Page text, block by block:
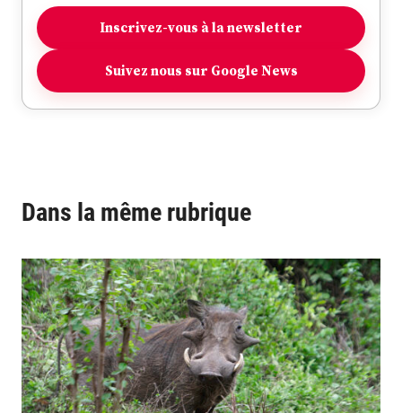
Inscrivez-vous à la newsletter
Suivez nous sur Google News
Dans la même rubrique